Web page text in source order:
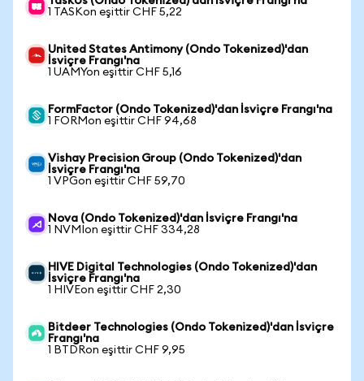
1 TASKon eşittir CHF 5,22
United States Antimony (Ondo Tokenized)'dan
İsviçre Frangı'na
1 UAMYon eşittir CHF 5,16
FormFactor (Ondo Tokenized)'dan İsviçre Frangı'na
1 FORMon eşittir CHF 94,68
Vishay Precision Group (Ondo Tokenized)'dan
İsviçre Frangı'na
1 VPGon eşittir CHF 59,70
Nova (Ondo Tokenized)'dan İsviçre Frangı'na
1 NVMIon eşittir CHF 334,28
HIVE Digital Technologies (Ondo Tokenized)'dan
İsviçre Frangı'na
1 HIVEon eşittir CHF 2,30
Bitdeer Technologies (Ondo Tokenized)'dan İsviçre
Frangı'na
1 BTDRon eşittir CHF 9,95